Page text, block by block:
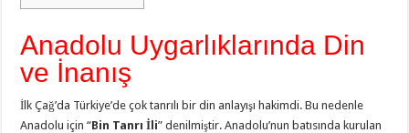
Anadolu Uygarlıklarında Din
ve İnanış
İlk Çağ’da Türkiye’de çok tanrılı bir din anlayışı hakimdi. Bu nedenle
Anadolu için “Bin Tanrı İli” denilmiştir. Anadolu’nun batısında kurulan